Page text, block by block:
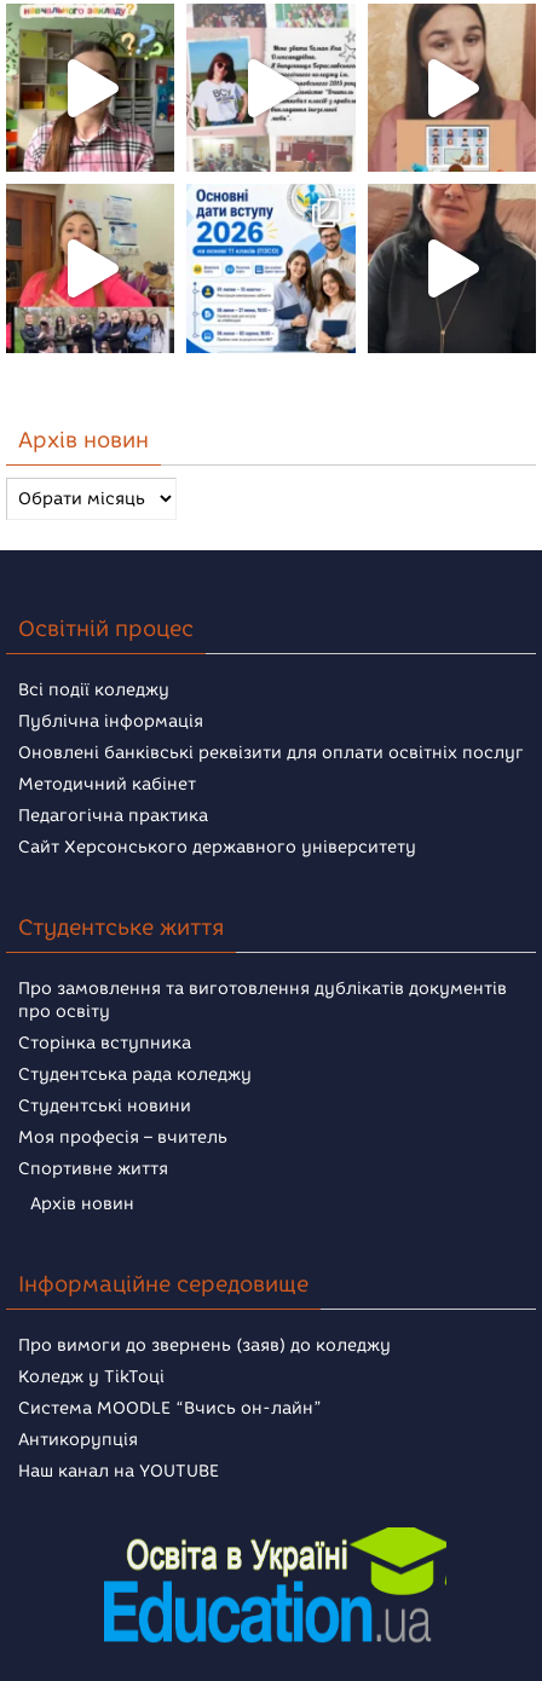
Архів новин
Архів
новин
Освітній процес
Всі події коледжу
Публічна інформація
Оновлені банківські реквізити для оплати освітніх послуг
Методичний кабінет
Педагогічна практика
Сайт Херсонського державного університету
Студентське життя
Про замовлення та виготовлення дублікатів документів
про освіту
Сторінка вступника
Студентська рада коледжу
Студентські новини
Моя професія – вчитель
Спортивне життя
Архів новин
Інформаційне середовище
Про вимоги до звернень (заяв) до коледжу
Коледж у TikToці
Система MOODLE “Вчись он-лайн”
Антикорупція
Наш канал на YOUTUBE